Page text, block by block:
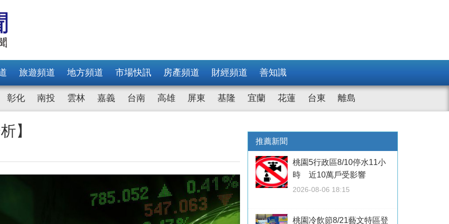
旅遊頻道 地方頻道 市場快訊 房產頻道 財經頻道 善知識
彰化 南投 雲林 嘉義 台南 高雄 屏東 基隆 宜蘭 花蓮 台東 離島
】
推薦新聞
桃園5行政區8/10停水11小
時 近10萬戶受影響
2026-08-06 18:15
桃園冷飲節8/21藝文特區登